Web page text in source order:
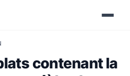
contenant la